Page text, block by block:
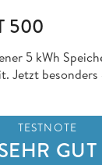
500
5 kWh
Jetzt besonders
TESTNOTE
GUT